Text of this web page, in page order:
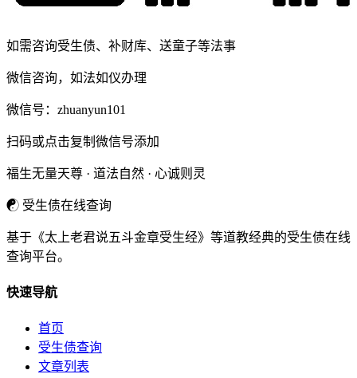
如需咨询受生债、补财库、送童子等法事
微信咨询，如法如仪办理
微信号： zhuanyun101
扫码或点击复制微信号添加
福生无量天尊 · 道法自然 · 心诚则灵
☯ 受生债在线查询
基于《太上老君说五斗金章受生经》等道教经典的受生债在线
查询平台。
快速导航
首页
受生债查询
文章列表